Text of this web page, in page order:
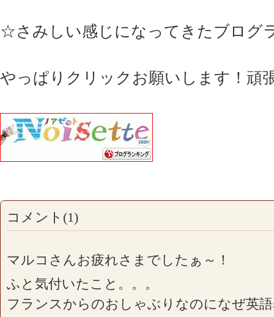
☆さみしい感じになってきたブログ
やっぱりクリックお願いします！頑
コメント(1)
マルコさんお疲れさまでしたぁ～！
ふと気付いたこと。。。
フランスからのおしゃぶりなのになぜ英